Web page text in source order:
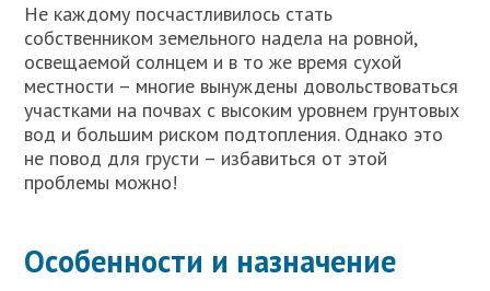
Не каждому посчастливилось стать
собственником земельного надела на ровной,
освещаемой солнцем и в то же время сухой
местности – многие вынуждены довольствоваться
участками на почвах с высоким уровнем грунтовых
вод и большим риском подтопления. Однако это
не повод для грусти – избавиться от этой
проблемы можно!
Особенности и назначение